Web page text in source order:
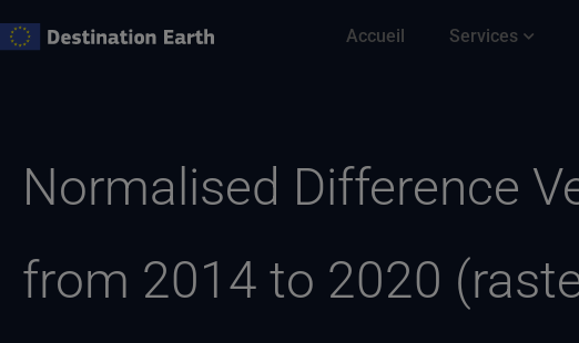
to
Accueil Services
Normalised Difference
from 2014 to 2020